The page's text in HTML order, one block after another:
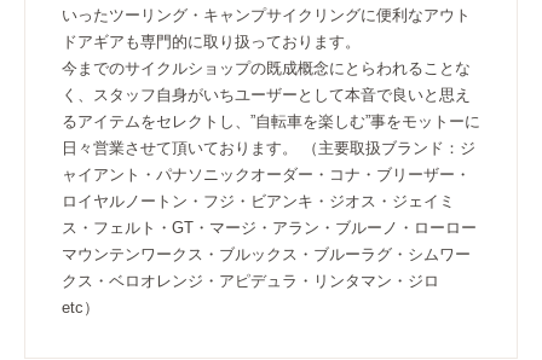
いったツーリング・キャンプサイクリングに便利なアウト
ドアギアも専門的に取り扱っております。
今までのサイクルショップの既成概念にとらわれることな
く、スタッフ自身がいちユーザーとして本音で良いと思え
るアイテムをセレクトし、”自転車を楽しむ”事をモットーに
日々営業させて頂いております。 （主要取扱ブランド：ジ
ャイアント・パナソニックオーダー・コナ・ブリーザー・
ロイヤルノートン・フジ・ビアンキ・ジオス・ジェイミ
ス・フェルト・GT・マージ・アラン・ブルーノ・ローロー
マウンテンワークス・ブルックス・ブルーラグ・シムワー
クス・ベロオレンジ・アピデュラ・リンタマン・ジロ
etc）